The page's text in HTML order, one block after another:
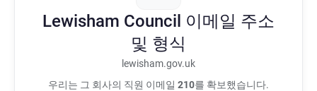
Lewisham Council 이메일 주소
및 형식
lewisham.gov.uk
우리는 그 회사의 직원 이메일 210를 확보했습니다.